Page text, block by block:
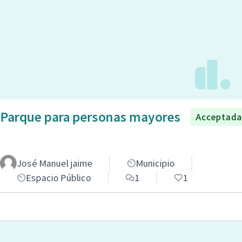
Parque para personas mayores Acceptada
José Manuel jaime
Municipio
Espacio Público
1 1